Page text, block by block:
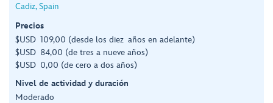
Cadiz, Spain
Precios
$USD 109,00 (desde los diez años en adelante)
$USD 84,00 (de tres a nueve años)
$USD 0,00 (de cero a dos años)
Nivel de actividad y duración
Moderado